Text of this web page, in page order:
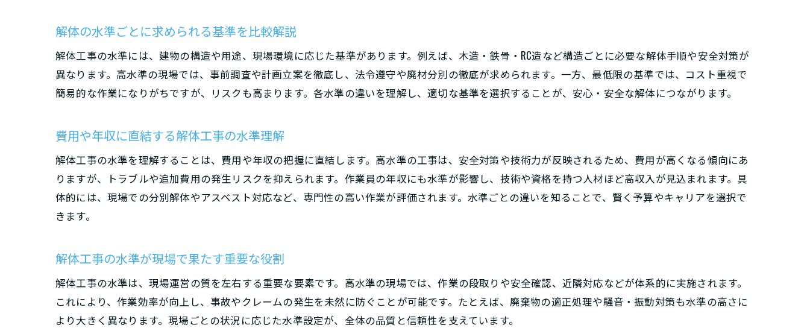
解体業界で年収を伸ばすための基準と選び方
登録解体基幹技能者の合格率と年収の相関
レベル判定基準が解体工事に与える影響
アスベスト除去と解体の安全性向上の秘訣
費用相場を知るなら工事水準に注目しよう
解体工事の水準別に見る費用相場の特徴
工事水準が費用内訳や見積もりに与える影響
解体の水準ごとに求められる基準を比較解説
解体工事の水準には、建物の構造や用途、現場環境に応じた基準があります。例えば、木造・鉄骨・RC造など構造ごとに必要な解体手順や安全対策が
異なります。高水準の現場では、事前調査や計画立案を徹底し、法令遵守や廃材分別の徹底が求められます。一方、最低限の基準では、コスト重視で
簡易的な作業になりがちですが、リスクも高まります。各水準の違いを理解し、適切な基準を選択することが、安心・安全な解体につながります。
費用や年収に直結する解体工事の水準理解
解体工事の水準を理解することは、費用や年収の把握に直結します。高水準の工事は、安全対策や技術力が反映されるため、費用が高くなる傾向にあ
りますが、トラブルや追加費用の発生リスクを抑えられます。作業員の年収にも水準が影響し、技術や資格を持つ人材ほど高収入が見込まれます。具
体的には、現場での分別解体やアスベスト対応など、専門性の高い作業が評価されます。水準ごとの違いを知ることで、賢く予算やキャリアを選択で
きます。
解体工事の水準が現場で果たす重要な役割
解体工事の水準は、現場運営の質を左右する重要な要素です。高水準の現場では、作業の段取りや安全確認、近隣対応などが体系的に実施されます。
これにより、作業効率が向上し、事故やクレームの発生を未然に防ぐことが可能です。たとえば、廃棄物の適正処理や騒音・振動対策も水準の高さに
より大きく異なります。現場ごとの状況に応じた水準設定が、全体の品質と信頼性を支えています。